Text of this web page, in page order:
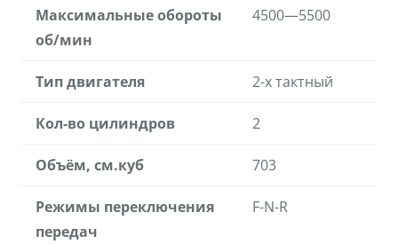
Максимальные обороты
об/мин
4500—5500
Тип двигателя 2-х тактный
Кол-во цилиндров 2
Объём, см.куб 703
Режимы переключения
передач
F-N-R